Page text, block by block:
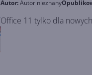
Autor:Autor nieznany
Office 11 tylko dla